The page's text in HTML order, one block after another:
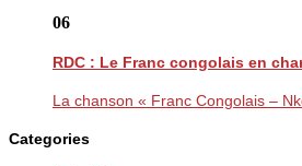
06
RDC : Le Franc congolais en
La chanson « Franc Congolais –
Categories